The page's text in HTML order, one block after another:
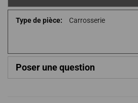
Plus
Carrosserie
Poser une question